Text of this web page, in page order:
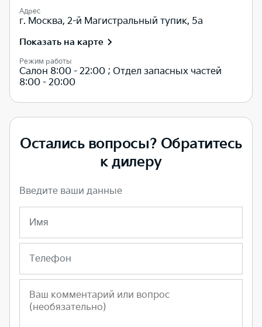
Адрес
г. Москва, 2-й Магистральный тупик, 5а
Показать на карте
Режим работы
Салон 8:00 - 22:00 ; Отдел запасных частей
8:00 - 20:00
Остались вопросы? Обратитесь
к дилеру
Введите ваши данные
Имя
Телефон